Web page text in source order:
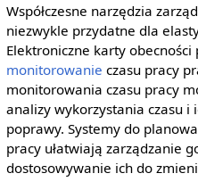
Współczesne narzędzia
niezwykle przydatne dla
Elektroniczne karty
monitorowanie czasu pracy
monitorowania czasu pracy
analizy wykorzystania czasu
poprawy. Systemy do
pracy ułatwiają zarządzanie
dostosowywanie ich do